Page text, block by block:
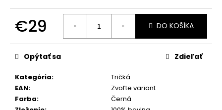
€29
cena:
DO KOŠÍKA
Kategória:
Tričká
EAN:
Zvoľte variant
Farba:
Černá
Opýtať sa Zdieľať